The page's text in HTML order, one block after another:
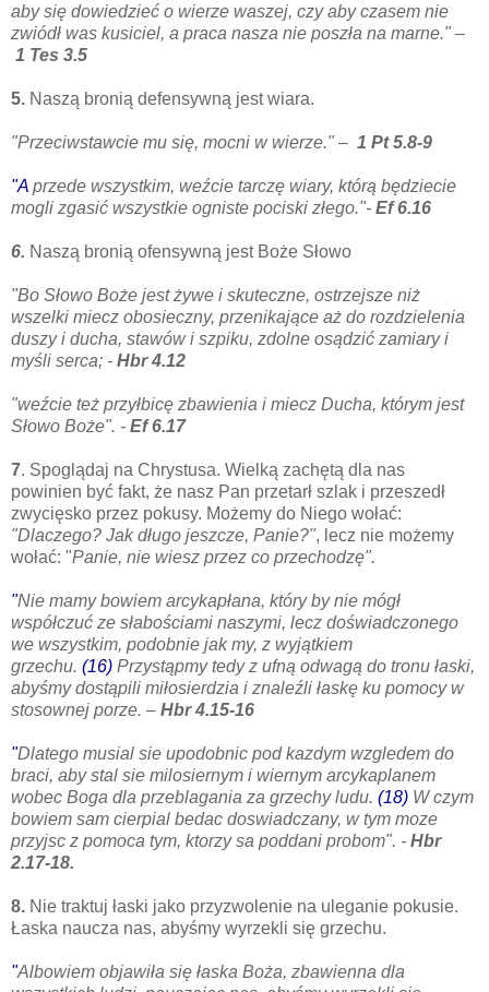
aby się dowiedzieć o wierze waszej, czy aby czasem nie
zwiódł was kusiciel, a praca nasza nie poszła na marne." –
1 Tes 3.5
5. Naszą bronią defensywną jest wiara.
"Przeciwstawcie mu się, mocni w wierze." – 1 Pt 5.8-9
"A przede wszystkim, weźcie tarczę wiary, którą będziecie
mogli zgasić wszystkie ogniste pociski złego."- Ef 6.16
6. Naszą bronią ofensywną jest Boże Słowo
"Bo Słowo Boże jest żywe i skuteczne, ostrzejsze niż
wszelki miecz obosieczny, przenikające aż do rozdzielenia
duszy i ducha, stawów i szpiku, zdolne osądzić zamiary i
myśli serca; - Hbr 4.12
"weźcie też przyłbicę zbawienia i miecz Ducha, którym jest
Słowo Boże". - Ef 6.17
7. Spoglądaj na Chrystusa. Wielką zachętą dla nas
powinien być fakt, że nasz Pan przetarł szlak i przeszedł
zwycięsko przez pokusy. Możemy do Niego wołać:
"Dlaczego? Jak długo jeszcze, Panie?", lecz nie możemy
wołać: "Panie, nie wiesz przez co przechodzę".
"Nie mamy bowiem arcykapłana, który by nie mógł
współczuć ze słabościami naszymi, lecz doświadczonego
we wszystkim, podobnie jak my, z wyjątkiem
grzechu. (16) Przystąpmy tedy z ufną odwagą do tronu łaski,
abyśmy dostąpili miłosierdzia i znaleźli łaskę ku pomocy w
stosownej porze. – Hbr 4.15-16
"Dlatego musial sie upodobnic pod kazdym wzgledem do
braci, aby stal sie milosiernym i wiernym arcykaplanem
wobec Boga dla przeblagania za grzechy ludu. (18) W czym
bowiem sam cierpial bedac doswiadczany, w tym moze
przyjsc z pomoca tym, ktorzy sa poddani probom". - Hbr
2.17-18.
8. Nie traktuj łaski jako przyzwolenie na uleganie pokusie.
Łaska naucza nas, abyśmy wyrzekli się grzechu.
"Albowiem objawiła się łaska Boża, zbawienna dla